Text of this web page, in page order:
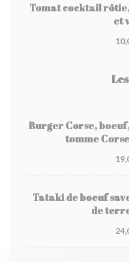
Tomat cocktail
et
Burger Corse,
tomme
Tataki de boeuf
de